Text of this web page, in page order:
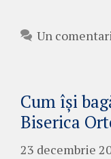
Un
Cum își
Biserica
23 decembrie